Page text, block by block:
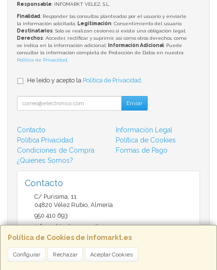
Política de Cookies de infomarkt.es
Configurar Rechazar Aceptar Cookies
Responsable: INFOMARKT VELEZ, S.L.
Finalidad: Responder las consultas planteadas por el usuario y enviarle
la información solicitada; Legitimación: Consentimiento del usuario;
Destinatarios: Solo se realizan cesiones si existe una obligación legal;
Derechos: Acceder, rectificar y suprimir, así como otros derechos, como
se indica en la información adicional;
Información Adicional: Puede
consultar la información completa de Protección de Datos en nuestra
Política de Privacidad
He leído y acepto la Política de Privacidad
Enviar
Contacto
Información Legal
Política Privacidad
Política de Cookies
Condiciones de Compra
Formas de Pago
¿Quienes Somos?
Contacto
C/ Purisima, 11
04820 Vélez Rubio Almería
950 410 693
infomarktvelez@gmail.com
Horario